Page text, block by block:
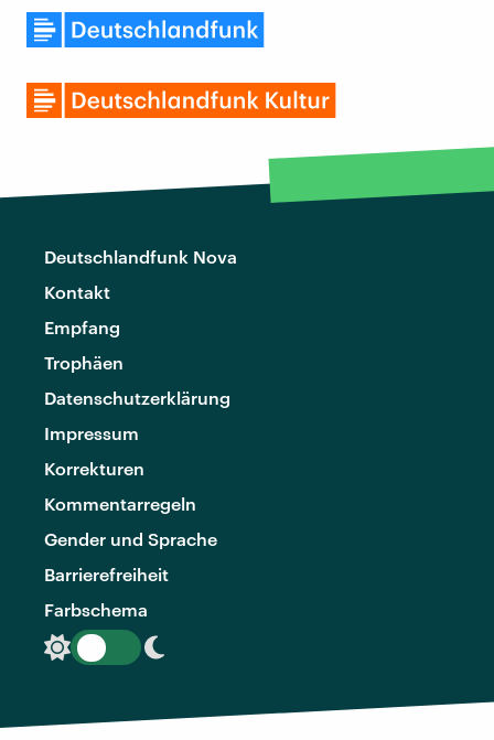
Deutschlandfunk Nova
Kontakt
Empfang
Trophäen
Datenschutzerklärung
Impressum
Korrekturen
Kommentarregeln
Gender und Sprache
Barrierefreiheit
Farbschema